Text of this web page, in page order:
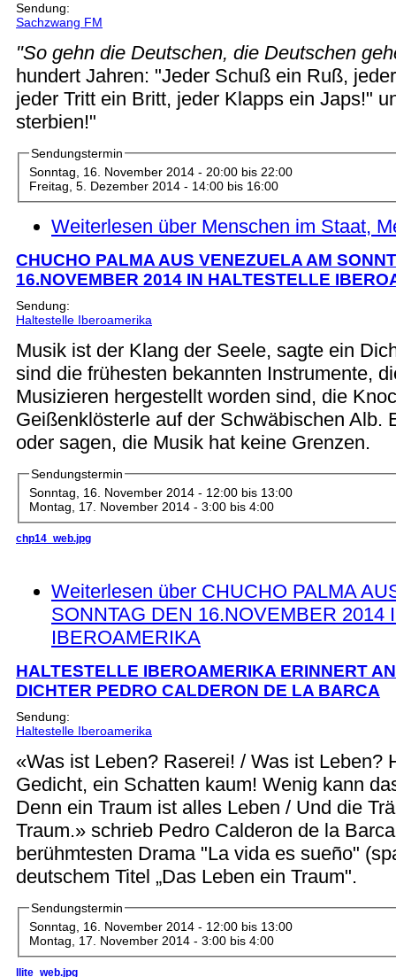
Sendung:
Sachzwang FM
"So gehn die Deutschen, die Deutschen
hundert Jahren: "Jeder Schuß ein Ruß,
jeder Tritt ein Britt, jeder Klapps ein Japs!"
sterbien!"
Sendungstermin
Sonntag, 16. November 2014 - 20:00bis 22:00
Freitag, 5. Dezember 2014 - 14:00bis 16:00
Weiterlesen über Menschen im Staat,
CHUCHO PALMA AUS VENEZUELA AM
16.NOVEMBER 2014 IN HALTESTELLE
Sendung:
Haltestelle Iberoamerika
Musik ist der Klang der Seele, sagte ein
sind die frühesten bekannten Instrumente,
Musizieren hergestellt worden sind, die
Geißenklösterle auf der Schwäbischen Alb.
oder sagen, die Musik hat keine Grenzen.
Sendungstermin
Sonntag, 16. November 2014 - 12:00bis 13:00
Montag, 17. November 2014 - 3:00bis 4:00
chp14_web.jpg
Weiterlesen über CHUCHO PALMA
SONNTAG DEN 16.NOVEMBER 2014
IBEROAMERIKA
HALTESTELLE IBEROAMERIKA ERINNERT
DICHTER PEDRO CALDERON DE LA BARCA
Sendung:
Haltestelle Iberoamerika
«Was ist Leben? Raserei! / Was ist Leben?
Gedicht, ein Schatten kaum! Wenig kann
Denn ein Traum ist alles Leben / Und die
Traum.» schrieb Pedro Calderon de la
berühmtesten Drama "La vida es sueño"
deutschem Titel „Das Leben ein Traum".
Sendungstermin
Sonntag, 16. November 2014 - 12:00bis 13:00
Montag, 17. November 2014 - 3:00bis 4:00
llite_web.jpg